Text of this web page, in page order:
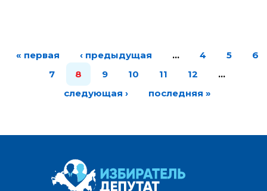
« первая ‹ предыдущая … 4 5
6
7
8 9 10 11 12
…
следующая ›
последняя »